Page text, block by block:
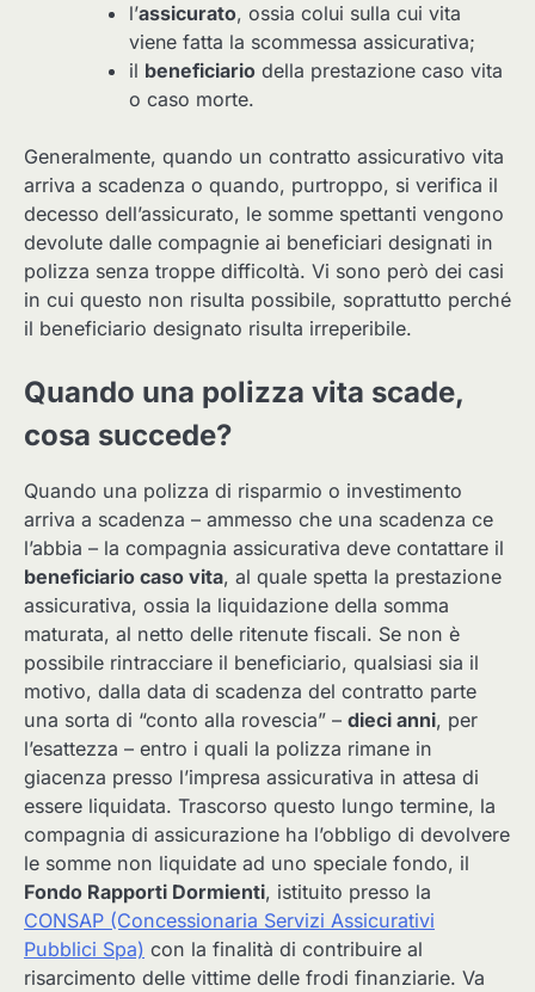
l’assicurato, ossia colui sulla cui vita
viene fatta la scommessa assicurativa;
il beneficiario della prestazione caso vita
o caso morte.
Generalmente, quando un contratto assicurativo vita
arriva a scadenza o quando, purtroppo, si verifica il
decesso dell’assicurato, le somme spettanti vengono
devolute dalle compagnie ai beneficiari designati in
polizza senza troppe difficoltà. Vi sono però dei casi
in cui questo non risulta possibile, soprattutto perché
il beneficiario designato risulta irreperibile.
Quando una polizza vita scade,
cosa succede?
Quando una polizza di risparmio o investimento
arriva a scadenza – ammesso che una scadenza ce
l’abbia – la compagnia assicurativa deve contattare il
beneficiario caso vita, al quale spetta la prestazione
assicurativa, ossia la liquidazione della somma
maturata, al netto delle ritenute fiscali. Se non è
possibile rintracciare il beneficiario, qualsiasi sia il
motivo, dalla data di scadenza del contratto parte
una sorta di “conto alla rovescia” – dieci anni, per
l’esattezza – entro i quali la polizza rimane in
giacenza presso l’impresa assicurativa in attesa di
essere liquidata. Trascorso questo lungo termine, la
compagnia di assicurazione ha l’obbligo di devolvere
le somme non liquidate ad uno speciale fondo, il
Fondo Rapporti Dormienti, istituito presso la
CONSAP (Concessionaria Servizi Assicurativi
Pubblici Spa) con la finalità di contribuire al
risarcimento delle vittime delle frodi finanziarie. Va